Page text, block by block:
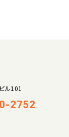
ル101
2752